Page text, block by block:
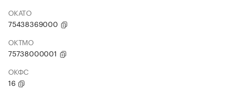
ОКАТО
75438369000
ОКТМО
75738000001
ОКФС
16